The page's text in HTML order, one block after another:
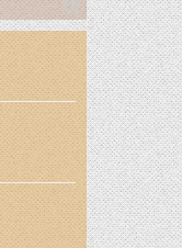
T
o
p